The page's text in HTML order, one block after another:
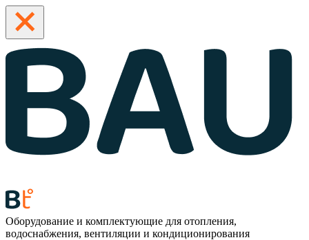
Оборудование и комплектующие для отопления,
водоснабжения, вентиляции и кондиционирования